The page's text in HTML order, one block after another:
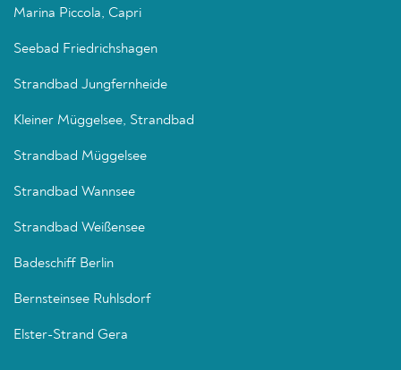
Marina Piccola, Capri
Seebad Friedrichshagen
Strandbad Jungfernheide
Kleiner Müggelsee, Strandbad
Strandbad Müggelsee
Strandbad Wannsee
Strandbad Weißensee
Badeschiff Berlin
Bernsteinsee Ruhlsdorf
Elster-Strand Gera